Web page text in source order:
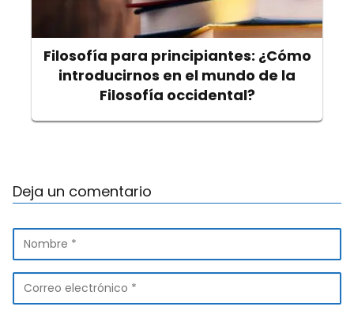
Filosofía para principiantes: ¿Cómo
introducirnos en el mundo de la
Filosofía occidental?
Deja un comentario